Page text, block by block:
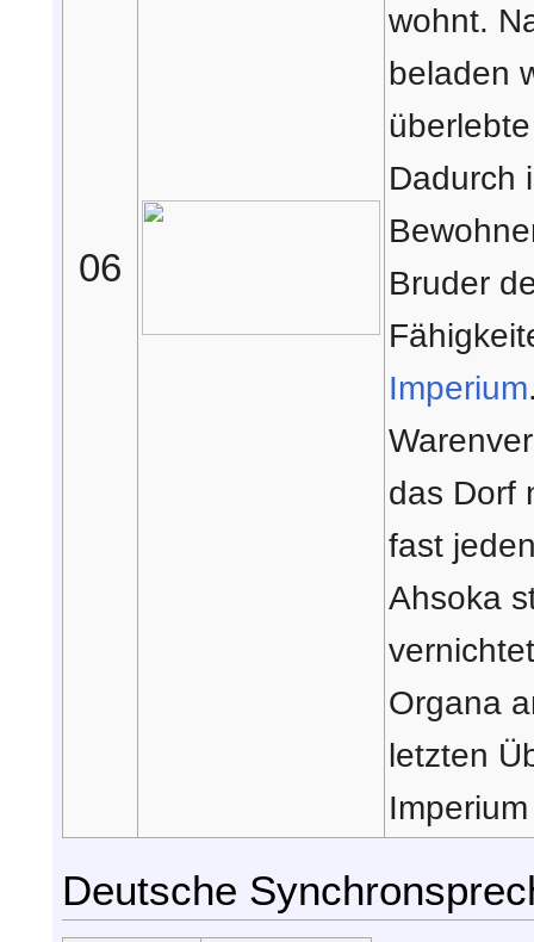
06
wohnt.
beladen
Dadurch
Bruder
Imperium
das Dorf
fast
Ahsoka
Organa
letzten
Deutsche